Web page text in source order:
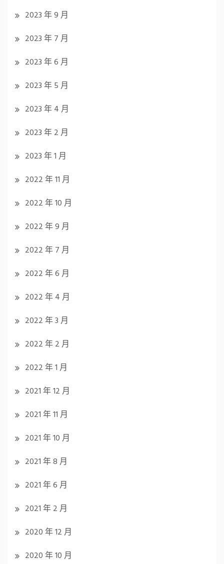
2023 年 9 月
2023 年 7 月
2023 年 6 月
2023 年 5 月
2023 年 4 月
2023 年 2 月
2023 年 1 月
2022 年 11 月
2022 年 10 月
2022 年 9 月
2022 年 7 月
2022 年 6 月
2022 年 4 月
2022 年 3 月
2022 年 2 月
2022 年 1 月
2021 年 12 月
2021 年 11 月
2021 年 10 月
2021 年 8 月
2021 年 6 月
2021 年 2 月
2020 年 12 月
2020 年 10 月